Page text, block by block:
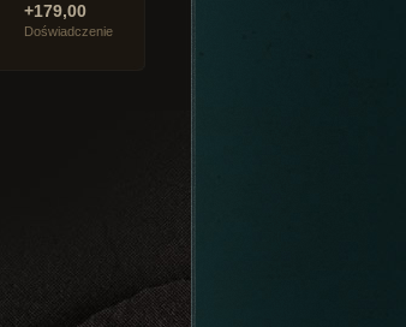
+179,00
Doświadczenie